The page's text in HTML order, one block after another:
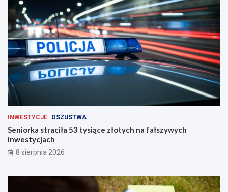
INWESTYCJE OSZUSTWA
Seniorka straciła 53 tysiące złotych na fałszywych
inwestycjach
8 sierpnia 2026